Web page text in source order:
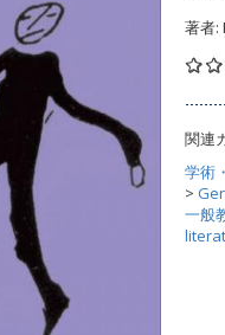
著者:
関連
学術
>
一般